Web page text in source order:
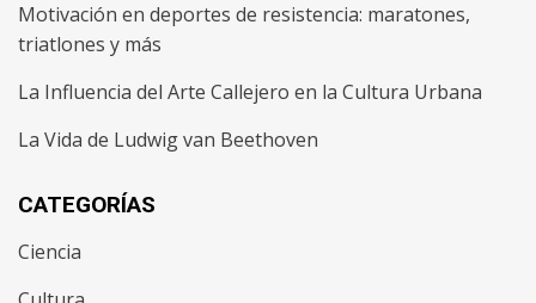
Motivación en deportes de resistencia: maratones,
triatlones y más
La Influencia del Arte Callejero en la Cultura Urbana
La Vida de Ludwig van Beethoven
CATEGORÍAS
Ciencia